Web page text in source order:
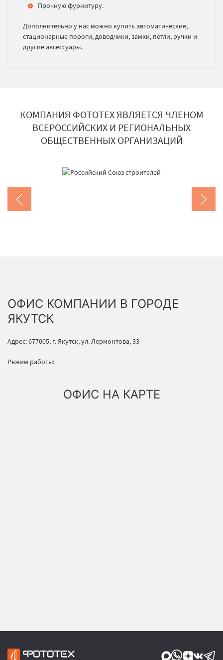
Прочную фурнитуру.
Дополнительно у нас можно купить автоматические,
стационарные пороги, доводчики, замки, петли, ручки и
другие аксессуары.
КОМПАНИЯ ФОТОТЕХ ЯВЛЯЕТСЯ ЧЛЕНОМ
ВСЕРОССИЙСКИХ И РЕГИОНАЛЬНЫХ
ОБЩЕСТВЕННЫХ ОРГАНИЗАЦИЙ
ОФИС КОМПАНИИ В ГОРОДЕ
ЯКУТСК
Адрес: 677005, г. Якутск, ул. Лермонтова, 33
Режим работы:
ОФИС НА КАРТЕ